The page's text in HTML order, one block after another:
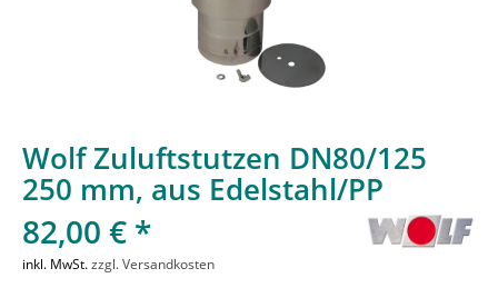
Wolf Zuluftstutzen DN80/125
250 mm, aus Edelstahl/PP
82,00 € *
inkl. MwSt.zzgl. Versandkosten